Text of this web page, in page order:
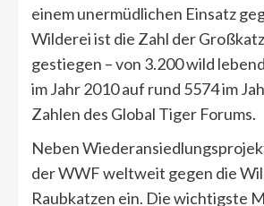
einem unermüdlichen Einsatz
Wilderei ist die Zahl der
gestiegen – von 3.200 wild
im Jahr 2010 auf rund 5574 im
Zahlen des Global Tiger Forums.
Neben
der WWF weltweit gegen die
Raubkatzen ein. Die wichtigste